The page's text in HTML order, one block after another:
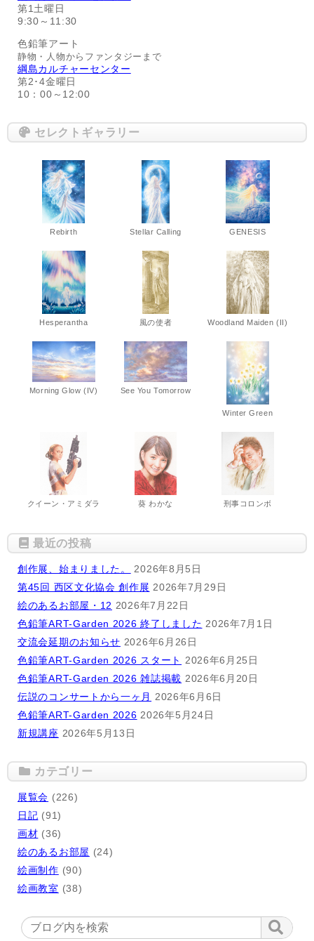
第1土曜日
9:30～11:30
色鉛筆アート
静物・人物からファンタジーまで
綱島カルチャーセンター
第2･4金曜日
10：00～12:00
セレクトギャラリー
Rebirth Stellar Calling GENESIS
Hesperantha 風の使者 Woodland Maiden (II)
Morning Glow (IV) See You Tomorrow
Winter Green
クイーン・アミダラ 葵 わかな 刑事コロンボ
最近の投稿
創作展、始まりました。
2026年8月5日
第45回 西区文化協会 創作展 2026年7月29日
絵のあるお部屋・12 2026年7月22日
色鉛筆ART-Garden 2026 終了しました 2026年7月1日
交流会延期のお知らせ 2026年6月26日
色鉛筆ART-Garden 2026 スタート
2026年6月25日
色鉛筆ART-Garden 2026 雑誌掲載 2026年6月20日
伝説のコンサートから一ヶ月
2026年6月6日
色鉛筆ART-Garden 2026 2026年5月24日
新規講座 2026年5月13日
カテゴリー
展覧会 (226)
日記 (91)
画材 (36)
絵のあるお部屋 (24)
絵画制作 (90)
絵画教室 (38)